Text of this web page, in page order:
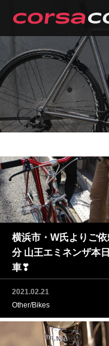
横浜市・W氏よりご依
分 山王エミネンザ本
車❣
2021.02.21
Other/Bikes